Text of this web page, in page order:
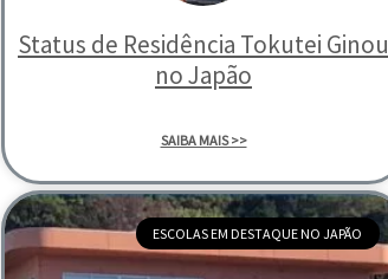
Status de Residência Tokutei Ginou
no Japão
SAIBA MAIS >>
ESCOLAS EM DESTAQUE NO JAPÃO